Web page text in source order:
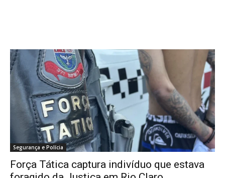
Segurança e Polícia
Força Tática captura indivíduo que estava